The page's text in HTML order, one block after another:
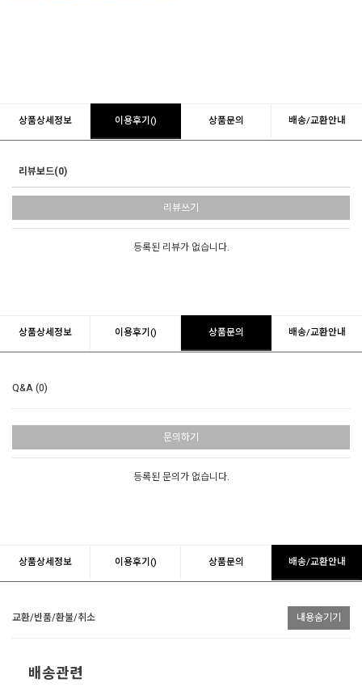
상품상세정보 이용후기() 상품문의 배송/교환안내
리뷰보드(0)
리뷰쓰기
등록된 리뷰가 없습니다.
상품상세정보 이용후기() 상품문의 배송/교환안내
Q&A (0)
문의하기
등록된 문의가 없습니다.
상품상세정보 이용후기() 상품문의 배송/교환안내
교환/반품/환불/취소 내용숨기기
배송관련